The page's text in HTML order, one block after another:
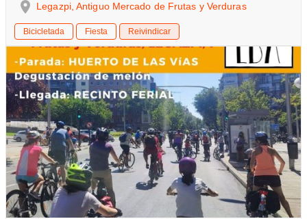
Legazpi, Antiguo Mercado de Frutas y Verduras
Bicicletada Fiesta Reivindicar